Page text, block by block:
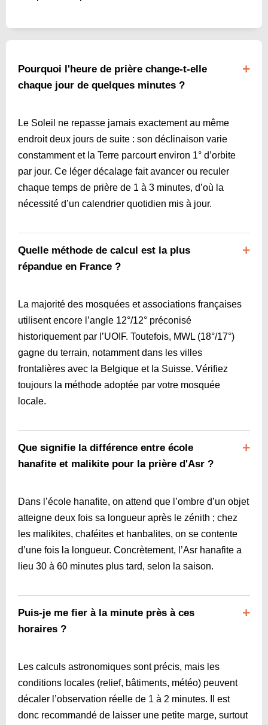
Pourquoi l'heure de prière change-t-elle
chaque jour de quelques minutes ?
Le Soleil ne repasse jamais exactement au même
endroit deux jours de suite : son déclinaison varie
constamment et la Terre parcourt environ 1° d’orbite
par jour. Ce léger décalage fait avancer ou reculer
chaque temps de prière de 1 à 3 minutes, d’où la
nécessité d’un calendrier quotidien mis à jour.
Quelle méthode de calcul est la plus
répandue en France ?
La majorité des mosquées et associations françaises
utilisent encore l’angle 12°/12° préconisé
historiquement par l’UOIF. Toutefois, MWL (18°/17°)
gagne du terrain, notamment dans les villes
frontalières avec la Belgique et la Suisse. Vérifiez
toujours la méthode adoptée par votre mosquée
locale.
Que signifie la différence entre école
hanafite et malikite pour la prière d'Asr ?
Dans l’école hanafite, on attend que l’ombre d’un objet
atteigne deux fois sa longueur après le zénith ; chez
les malikites, chaféites et hanbalites, on se contente
d’une fois la longueur. Concrètement, l’Asr hanafite a
lieu 30 à 60 minutes plus tard, selon la saison.
Puis-je me fier à la minute près à ces
horaires ?
Les calculs astronomiques sont précis, mais les
conditions locales (relief, bâtiments, météo) peuvent
décaler l’observation réelle de 1 à 2 minutes. Il est
donc recommandé de laisser une petite marge, surtout